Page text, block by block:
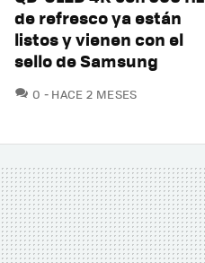
de refresco ya están
listos y vienen con el
sello de Samsung
0 COMENTARIOS
HACE 2 MESES